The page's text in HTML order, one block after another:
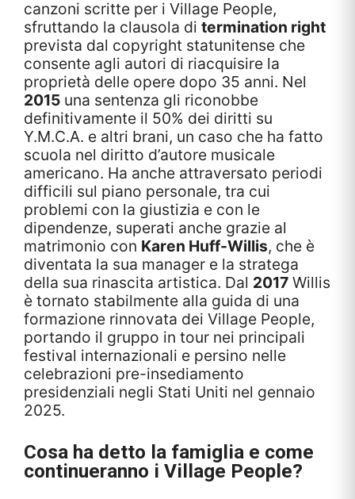
canzoni scritte per i Village People,
sfruttando la clausola di termination right
prevista dal copyright statunitense che
consente agli autori di riacquisire la
proprietà delle opere dopo 35 anni. Nel
2015 una sentenza gli riconobbe
definitivamente il 50% dei diritti su
Y.M.C.A. e altri brani, un caso che ha fatto
scuola nel diritto d’autore musicale
americano. Ha anche attraversato periodi
difficili sul piano personale, tra cui
problemi con la giustizia e con le
dipendenze, superati anche grazie al
matrimonio con Karen Huff-Willis, che è
diventata la sua manager e la stratega
della sua rinascita artistica. Dal 2017 Willis
è tornato stabilmente alla guida di una
formazione rinnovata dei Village People,
portando il gruppo in tour nei principali
festival internazionali e persino nelle
celebrazioni pre-insediamento
presidenziali negli Stati Uniti nel gennaio
2025.
Cosa ha detto la famiglia e come
continueranno i Village People?